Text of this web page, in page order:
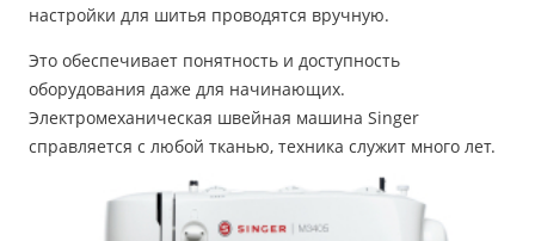
настройки для шитья проводятся вручную.
Это обеспечивает понятность и доступность
оборудования даже для начинающих.
Электромеханическая швейная машина Singer
справляется с любой тканью, техника служит много лет.